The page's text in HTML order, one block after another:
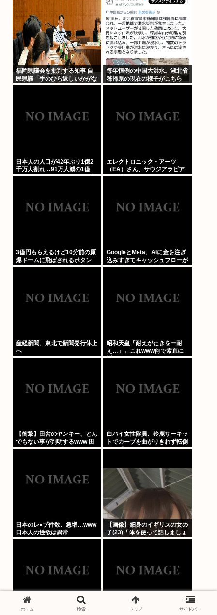
福岡県議会を批判する知事 自
民県議「手のひら返しいかがな
ものか」
毎年恒例の中国大洪水。湖北省
秭帰県の現在の様子がこちら
日本人の人口が42年ぶり1億2
千万人割れ…91万人減の1億
1973万人、外国人は35万人増
エレクトロニック・アーツ
（EA）さん、サウジアラビア
に買収されてしまう。これはハ
3億円もらえるけど10分前の原
爆ドームに飛ばされるボタン
GoogleとMeta、AIに金を注ぎ
込みすぎてキャッシュフローが
史上初のマイナス。売却か保有
産経新聞、東北で新聞発行休止
へ
昭和天皇「耐えがたきをー耐
え…」←これwww何で素直に
謝れねーの？？！？
【衝撃】田舎のヤンキー、とん
でもない事が判明するwww 田
舎のマイルドヤンキーって何で
白バイ女性隊員、鈴鹿サーキッ
トでカーブを曲がりきれず転倒
して重傷
日本のレ●プ件数、急増…www
日本人の性欲は異常
【画像】細身のイギリスの女の
子(23)「体を使って話しましょ
う…
ホーム 検索 トップ サイドバー